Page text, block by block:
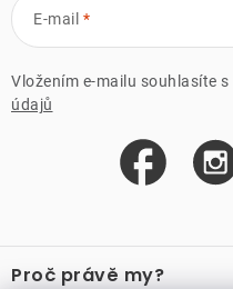
E-mail
Vložením e-mailu souhlasíte s
údajů
á
Proč právě my?